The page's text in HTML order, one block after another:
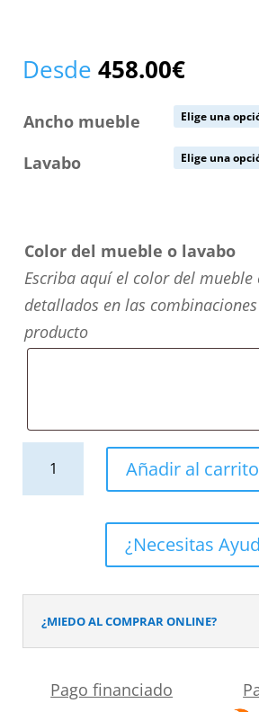
Desde 458.00€
Ancho mueble
Lavabo
Color del mueble o lavabo
Escriba aquí el color del mueble
detallados en las
producto
2
cajones
SMILE
lavabo
Añadir al carrito
¿Necesitas
¿MIEDO AL COMPRAR ONLINE?
Pago financiado